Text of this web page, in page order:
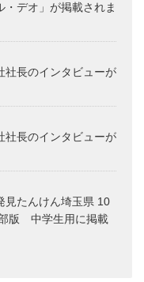
・デオ」が掲載されま
社長のインタビューが
社長のインタビューが
見たんけん埼玉県 10
版 中学生用に掲載